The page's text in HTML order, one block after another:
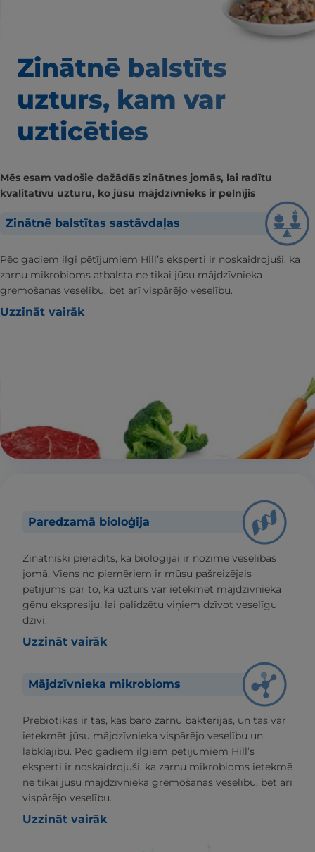
Zinātnē balstīts
uzturs, kam var
uzticēties
Mēs esam vadošie dažādās zinātnes jomās, lai radītu
kvalitatīvu uzturu, ko jūsu mājdzīvnieks ir pelnījis
Zinātnē balstītas sastāvdaļas
Pēc gadiem ilgi pētījumiem Hill’s eksperti ir noskaidrojuši, ka
zarnu mikrobioms atbalsta ne tikai jūsu mājdzīvnieka
gremošanas veselību, bet arī vispārējo veselību.
Uzzināt vairāk
Paredzamā bioloģija
Zinātniski pierādīts, ka bioloģijai ir nozīme veselības
jomā. Viens no piemēriem ir mūsu pašreizējais
pētījums par to, kā uzturs var ietekmēt mājdzīvnieka
gēnu ekspresiju, lai palīdzētu viņiem dzīvot veselīgu
dzīvi.
Uzzināt vairāk
Mājdzīvnieka mikrobioms
Prebiotikas ir tās, kas baro zarnu baktērijas, un tās var
ietekmēt jūsu mājdzīvnieka vispārējo veselību un
labklājību. Pēc gadiem ilgiem pētījumiem Hill’s
eksperti ir noskaidrojuši, ka zarnu mikrobioms ietekmē
ne tikai jūsu mājdzīvnieka gremošanas veselību, bet arī
vispārējo veselību.
Uzzināt vairāk